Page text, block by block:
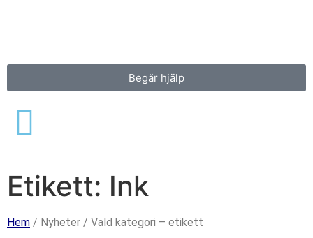
Begär hjälp
Etikett: Ink
Hem / Nyheter / Vald kategori – etikett